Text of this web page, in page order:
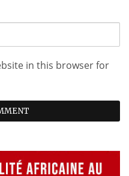
in this browser for